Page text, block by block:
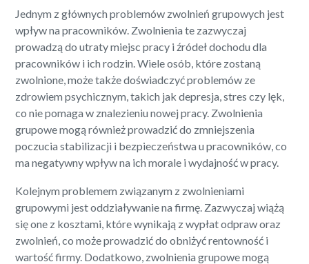
Jednym z głównych problemów zwolnień grupowych jest
wpływ na pracowników. Zwolnienia te zazwyczaj
prowadzą do utraty miejsc pracy i źródeł dochodu dla
pracowników i ich rodzin. Wiele osób, które zostaną
zwolnione, może także doświadczyć problemów ze
zdrowiem psychicznym, takich jak depresja, stres czy lęk,
co nie pomaga w znalezieniu nowej pracy. Zwolnienia
grupowe mogą również prowadzić do zmniejszenia
poczucia stabilizacji i bezpieczeństwa u pracowników, co
ma negatywny wpływ na ich morale i wydajność w pracy.
Kolejnym problemem związanym z zwolnieniami
grupowymi jest oddziaływanie na firmę. Zazwyczaj wiążą
się one z kosztami, które wynikają z wypłat odpraw oraz
zwolnień, co może prowadzić do obniżyć rentowność i
wartość firmy. Dodatkowo, zwolnienia grupowe mogą